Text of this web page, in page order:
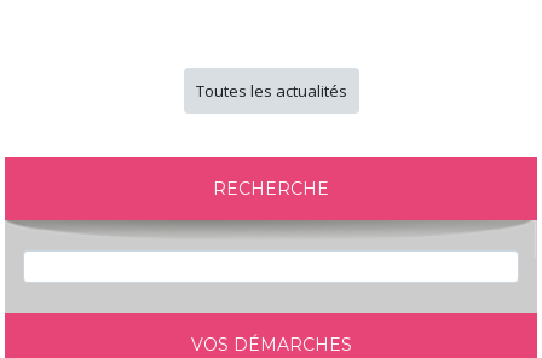
Toutes les actualités
RECHERCHE
VOS DÉMARCHES